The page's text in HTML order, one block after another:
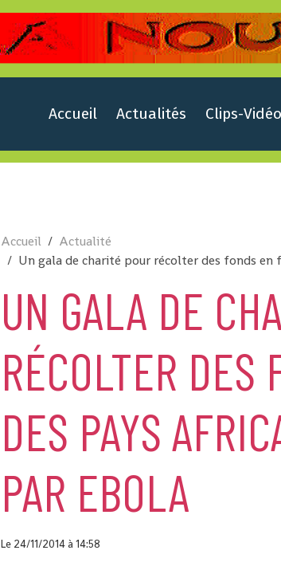
Accueil Actualités Clips-
Accueil
Actualité
Un gala de charité pour récolter des fonds en
UN GALA DE
RÉCOLTER DES
DES PAYS
PAR EBOLA
Le 24/11/2014à 14:58